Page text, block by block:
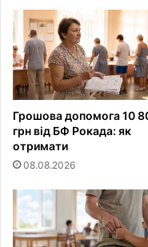
Грошова допомога 10
грн від БФ Рокада: як
отримати
08.08.2026